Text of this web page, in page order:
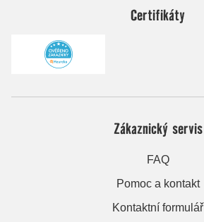
Certifikáty
Zákaznický servis
FAQ
Pomoc a kontakt
Kontaktní formulář